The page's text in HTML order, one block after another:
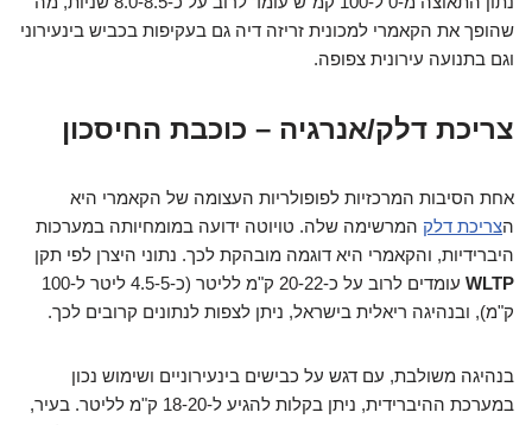
שהופך את הקאמרי למכונית זריזה דיה גם בעקיפות בכביש בינעירוני
וגם בתנועה עירונית צפופה.
צריכת דלק/אנרגיה – כוכבת החיסכון
אחת הסיבות המרכזיות לפופולריות העצומה של הקאמרי היא
הצריכת דלק המרשימה שלה. טויוטה ידועה במומחיותה במערכות
היברידיות, והקאמרי היא דוגמה מובהקת לכך. נתוני היצרן לפי תקן
WLTP
עומדים לרוב על כ-20-22 ק"מ לליטר (כ-4.5-5 ליטר ל-100
ק"מ), ובנהיגה ריאלית בישראל, ניתן לצפות לנתונים קרובים לכך.
בנהיגה משולבת, עם דגש על כבישים בינעירוניים ושימוש נכון
במערכת ההיברידית, ניתן בקלות להגיע ל-18-20 ק"מ לליטר. בעיר,